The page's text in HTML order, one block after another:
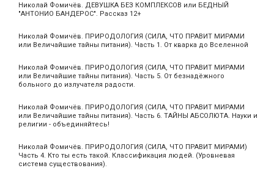
Николай Фомичёв. ДЕВУШКА БЕЗ КОМПЛЕКСОВ или БЕДНЫЙ
"АНТОНИО БАНДЕРОС". Рассказ 12+
Николай Фомичёв. ПРИРОДОЛОГИЯ (СИЛА, ЧТО ПРАВИТ МИРАМИ
или Величайшие тайны питания). Часть 1. От кварка до Вселенной
Николай Фомичёв. ПРИРОДОЛОГИЯ (СИЛА, ЧТО ПРАВИТ МИРАМИ
или Величайшие тайны питания). Часть 5. От безнадёжного
больного до излучателя радости.
Николай Фомичёв. ПРИРОДОЛОГИЯ (СИЛА, ЧТО ПРАВИТ МИРАМИ
или Величайшие тайны питания). Часть 6. ТАЙНЫ АБСОЛЮТА. Науки и
религии - объединяйтесь!
Николай Фомичёв. ПРИРОДОЛОГИЯ (СИЛА, ЧТО ПРАВИТ МИРАМИ)
Часть 4. Кто ты есть такой. Классификация людей. (Уровневая
система существования).